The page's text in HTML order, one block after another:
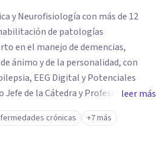
y Neurofisiología con más de 12
de patologías
en el manejo de demencias,
ánimo y de la personalidad, con
Jefe de la Cátedra y Profesor de
Andrés Bello, Profesor de
leer más
crónicas +7 más